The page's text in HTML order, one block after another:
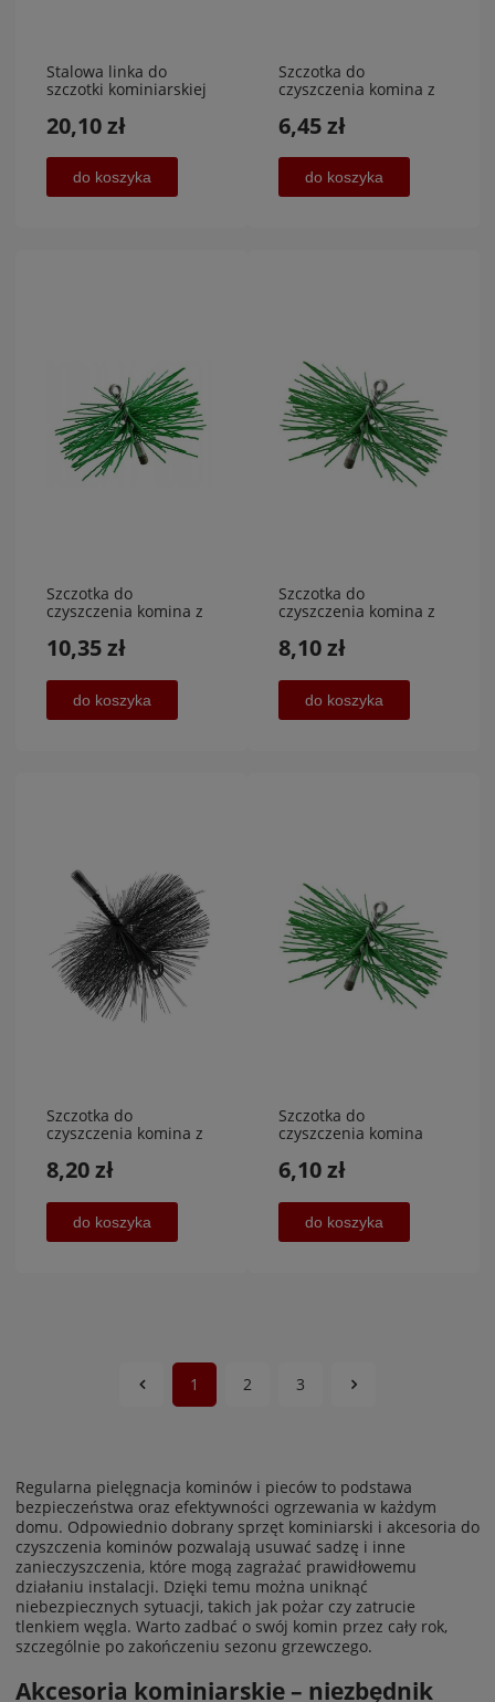
Stalowa linka do
szczotki kominiarskiej
m,AGAPLAST MET 2
20,10 zł
do koszyka
Szczotka do
czyszczenia komina z
mm,POVER MET
6,45 zł
do koszyka
Szczotka do
czyszczenia komina z
mm,POVER MET
10,35 zł
do koszyka
Szczotka do
czyszczenia komina z
175mm,POVERMET
8,10 zł
do koszyka
Szczotka do
czyszczenia komina z
mm,POVERMET
8,20 zł
do koszyka
Szczotka do
czyszczenia komina
mm,POVERMET
6,10 zł
do koszyka
1 2 3
Regularna pielęgnacja kominów i pieców to podstawa
bezpieczeństwa oraz efektywności ogrzewania w każdym
domu. Odpowiednio dobrany sprzęt kominiarski i akcesoria do
czyszczenia kominów pozwalają usuwać sadzę i inne
zanieczyszczenia, które mogą zagrażać prawidłowemu
działaniu instalacji. Dzięki temu można uniknąć
niebezpiecznych sytuacji, takich jak pożar czy zatrucie
tlenkiem węgla. Warto zadbać o swój komin przez cały rok,
szczególnie po zakończeniu sezonu grzewczego.
Akcesoria kominiarskie – niezbędnik